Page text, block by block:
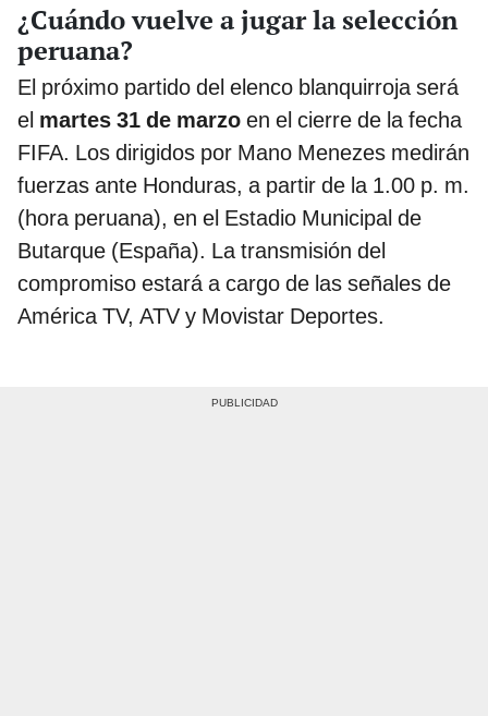
¿Cuándo vuelve a jugar la selección
peruana?
El próximo partido del elenco blanquirroja será
el martes 31 de marzo en el cierre de la fecha
FIFA. Los dirigidos por Mano Menezes medirán
fuerzas ante Honduras, a partir de la 1.00 p. m.
(hora peruana), en el Estadio Municipal de
Butarque (España). La transmisión del
compromiso estará a cargo de las señales de
América TV, ATV y Movistar Deportes.